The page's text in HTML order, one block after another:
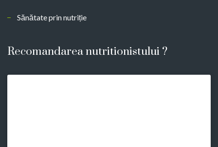
Sănătate prin nutriție
Recomandarea nutritionistului ?